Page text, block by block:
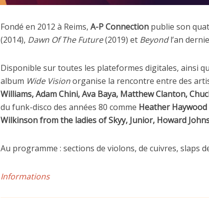
Fondé en 2012 à Reims, A-P Connection publie son
(2014), Dawn Of The Future(2019) et Beyondl’an
Disponible sur toutes les plateformes digitales, ainsi
album Wide Visionorganise la rencontre entre des
Williams, Adam Chini, Ava Baya, Matthew Clanton,
du funk-disco des années 80 comme Heather
Wilkinson from the ladies of Skyy, Junior, Howard
Au programme : sections de violons, de cuivres, slaps
Informations